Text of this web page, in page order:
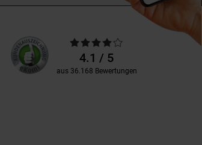
Unsere
Kundenbewertungen
Durchschnittliche
Bewertungen4.1 / 5
aus 36.168 Bewertungen